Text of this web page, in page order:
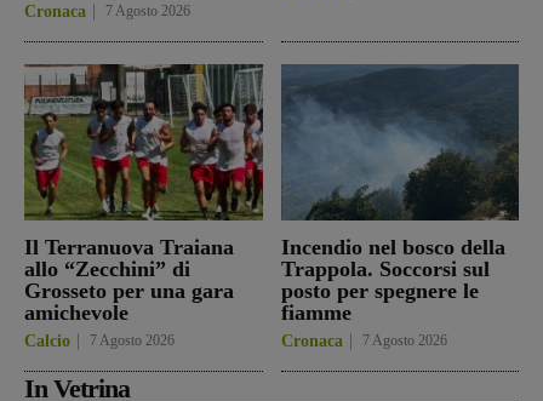
Cronaca 7 Agosto 2026
Il Terranuova Traiana
allo “Zecchini” di
Grosseto per una gara
amichevole
Calcio 7 Agosto 2026
Incendio nel bosco della
Trappola. Soccorsi sul
posto per spegnere le
fiamme
Cronaca 7 Agosto 2026
In Vetrina